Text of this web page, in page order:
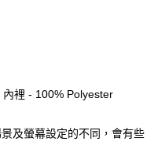
後續交易確認頁面所載為準。
達大哥付你分期系統評分，恕無
期」於每月結算日後寄送繳費提
條碼／台灣大直營門市／銀行轉
費。
」的支付方式。 讓您購物簡單
儲值。
，將跳轉至「AFTEE先享後付」
訊。
訊中的連結，可透過四大超商／
費
裡 - 100% Polyester
及螢幕設定的不同，會有些